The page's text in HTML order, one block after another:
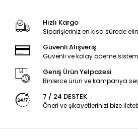
Hızlı Kargo
Siparişleriniz en kısa sürede
Güvenli Alışveriş
Güvenli ve kolay ödeme
Geniş Ürün Yelpazesi
Binlerce ürün ve kampanya
7 / 24 DESTEK
Öneri ve şikayetlerinizi bize